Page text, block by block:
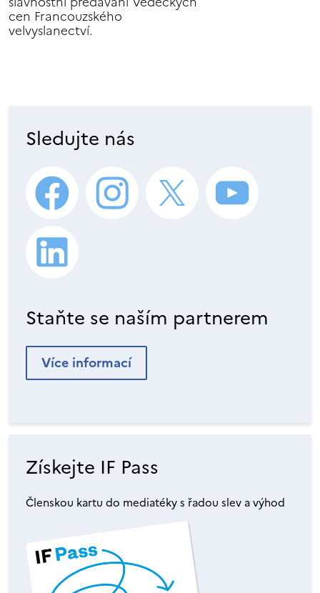
cen Francouzského
velvyslanectví.
Sledujte nás
Staňte se naším partnerem
Více informací
Získejte IF Pass
Členskou kartu do mediatéky s řadou slev a výhod